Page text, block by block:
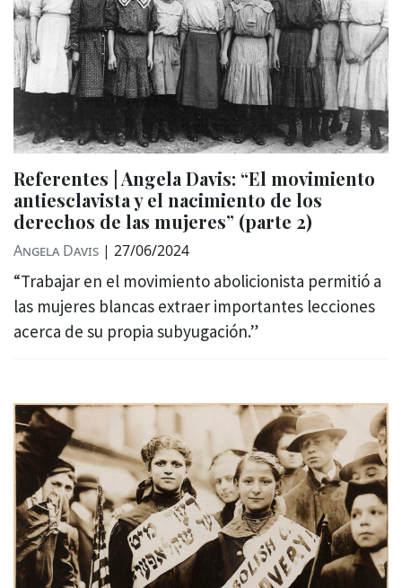
Referentes | Angela Davis: “El movimiento
antiesclavista y el nacimiento de los
derechos de las mujeres” (parte 2)
Angela Davis | 27/06/2024
“Trabajar en el movimiento abolicionista permitió a
las mujeres blancas extraer importantes lecciones
acerca de su propia subyugación.”